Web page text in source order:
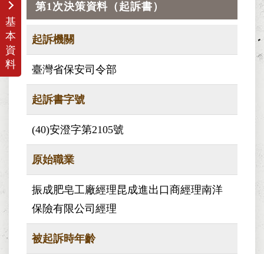
基
本
資
料
第1次決策資料（起訴書）
起訴機關
臺灣省保安司令部
起訴書字號
(40)安澄字第2105號
原始職業
振成肥皂工廠經理昆成進出口商經理南洋
保險有限公司經理
被起訴時年齡